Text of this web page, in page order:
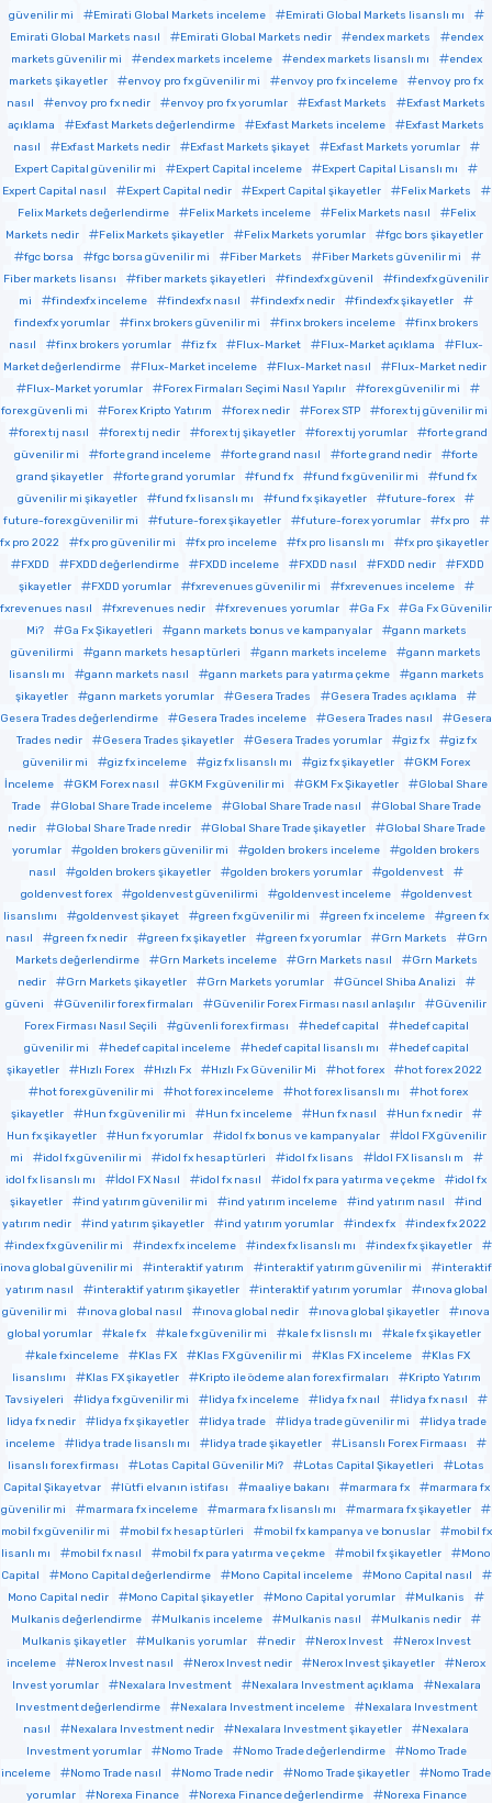
güvenilir mi Emirati Global Markets inceleme
Emirati Global Markets lisanslı mı
Emirati Global Markets nasıl
Emirati Global Markets nedir endex markets
endex
markets güvenilir mi
endex markets inceleme endex markets lisanslı mı
endex
markets şikayetler
envoy pro fx güvenilir mi envoy pro fx inceleme
envoy pro fx
nasıl
envoy pro fx nedir envoy pro fx yorumlar Exfast Markets
Exfast Markets
açıklama
Exfast Markets değerlendirme Exfast Markets inceleme
Exfast Markets
nasıl
Exfast Markets nedir Exfast Markets şikayet
Exfast Markets yorumlar
Expert Capital güvenilir mi
Expert Capital inceleme
Expert Capital Lisanslı mı
Expert Capital nasıl
Expert Capital nedir Expert Capital şikayetler
Felix Markets
Felix Markets değerlendirme
Felix Markets inceleme Felix Markets nasıl
Felix
Markets nedir
Felix Markets şikayetler Felix Markets yorumlar
fgc bors şikayetler
fgc borsa
fgc borsa güvenilir mi Fiber Markets
Fiber Markets güvenilir mi
Fiber markets lisansı
fiber markets şikayetleri findexfx güvenil
findexfx güvenilir
mi
findexfx inceleme findexfx nasıl findexfx nedir
findexfx şikayetler
findexfx yorumlar
finx brokers güvenilir mi finx brokers inceleme
finx brokers
nasıl
finx brokers yorumlar fiz fx Flux-Market Flux-Market açıklama
Flux-
Market değerlendirme
Flux-Market inceleme Flux-Market nasıl
Flux-Market nedir
Flux-Market yorumlar
Forex Firmaları Seçimi Nasıl Yapılır
forex güvenilir mi
forex güvenli mi
Forex Kripto Yatırım forex nedir Forex STP
forex tıj güvenilir mi
forex tıj nasıl
forex tıj nedir forex tıj şikayetler forex tıj yorumlar
forte grand
güvenilir mi
forte grand inceleme forte grand nasıl forte grand nedir
forte
grand şikayetler
forte grand yorumlar fund fx fund fx güvenilir mi
fund fx
güvenilir mi şikayetler
fund fx lisanslı mı fund fx şikayetler
future-forex
future-forex güvenilir mi
future-forex şikayetler future-forex yorumlar
fx pro
fx pro 2022
fx pro güvenilir mi fx pro inceleme fx pro lisanslı mı
fx pro şikayetler
FXDD
FXDD değerlendirme FXDD inceleme FXDD nasıl FXDD nedir
FXDD
şikayetler
FXDD yorumlar fxrevenues güvenilir mi
fxrevenues inceleme
fxrevenues nasıl
fxrevenues nedir fxrevenues yorumlar Ga Fx
Ga Fx Güvenilir
Mi?
Ga Fx Şikayetleri gann markets bonus ve kampanyalar
gann markets
güvenilirmi
gann markets hesap türleri gann markets inceleme
gann markets
lisanslı mı
gann markets nasıl gann markets para yatırma çekme
gann markets
şikayetler
gann markets yorumlar Gesera Trades
Gesera Trades açıklama
Gesera Trades değerlendirme
Gesera Trades inceleme Gesera Trades nasıl
Gesera
Trades nedir
Gesera Trades şikayetler Gesera Trades yorumlar giz fx
giz fx
güvenilir mi
giz fx inceleme giz fx lisanslı mı giz fx şikayetler
GKM Forex
İnceleme
GKM Forex nasıl GKM Fx güvenilir mi GKM Fx Şikayetler
Global Share
Trade
Global Share Trade inceleme Global Share Trade nasıl
Global Share Trade
nedir
Global Share Trade nredir Global Share Trade şikayetler
Global Share Trade
yorumlar
golden brokers güvenilir mi golden brokers inceleme
golden brokers
nasıl
golden brokers şikayetler golden brokers yorumlar
goldenvest
goldenvest forex
goldenvest güvenilirmi goldenvest inceleme
goldenvest
lisanslımı
goldenvest şikayet green fx güvenilir mi green fx inceleme
green fx
nasıl
green fx nedir green fx şikayetler green fx yorumlar Grn Markets
Grn
Markets değerlendirme
Grn Markets inceleme Grn Markets nasıl
Grn Markets
nedir
Grn Markets şikayetler Grn Markets yorumlar
Güncel Shiba Analizi
güveni
Güvenilir forex firmaları Güvenilir Forex Firması nasıl anlaşılır
Güvenilir
Forex Firması Nasıl Seçili
güvenli forex firması hedef capital
hedef capital
güvenilir mi
hedef capital inceleme hedef capital lisanslı mı
hedef capital
şikayetler
Hızlı Forex Hızlı Fx Hızlı Fx Güvenilir Mi hot forex
hot forex 2022
hot forex güvenilir mi
hot forex inceleme hot forex lisanslı mı
hot forex
şikayetler
Hun fx güvenilir mi Hun fx inceleme Hun fx nasıl
Hun fx nedir
Hun fx şikayetler
Hun fx yorumlar idol fx bonus ve kampanyalar
İdol FX güvenilir
mi
idol fx güvenilir mi idol fx hesap türleri idol fx lisans
İdol FX lisanslı m
idol fx lisanslı mı
İdol FX Nasıl idol fx nasıl idol fx para yatırma ve çekme
idol fx
şikayetler
ind yatırım güvenilir mi ind yatırım inceleme ind yatırım nasıl
ind
yatırım nedir
ind yatırım şikayetler ind yatırım yorumlar index fx
index fx 2022
index fx güvenilir mi
index fx inceleme index fx lisanslı mı
index fx şikayetler
inova global güvenilir mi
interaktif yatırım interaktif yatırım güvenilir mi
interaktif
yatırım nasıl
interaktif yatırım şikayetler interaktif yatırım yorumlar
ınova global
güvenilir mi
ınova global nasıl ınova global nedir ınova global şikayetler
ınova
global yorumlar
kale fx kale fx güvenilir mi kale fx lisnslı mı
kale fx şikayetler
kale fxinceleme
Klas FX Klas FX güvenilir mi Klas FX inceleme
Klas FX
lisanslımı
Klas FX şikayetler Kripto ile ödeme alan forex firmaları
Kripto Yatırım
Tavsiyeleri
lidya fx güvenilir mi lidya fx inceleme lidya fx naıl
lidya fx nasıl
lidya fx nedir
lidya fx şikayetler lidya trade lidya trade güvenilir mi
lidya trade
inceleme
lidya trade lisanslı mı lidya trade şikayetler
Lisanslı Forex Firmaası
lisanslı forex firması
Lotas Capital Güvenilir Mi? Lotas Capital Şikayetleri
Lotas
Capital Şikayetvar
lütfi elvanın istifası maaliye bakanı marmara fx
marmara fx
güvenilir mi
marmara fx inceleme marmara fx lisanslı mı
marmara fx şikayetler
mobil fx güvenilir mi
mobil fx hesap türleri mobil fx kampanya ve bonuslar
mobil fx
lisanlı mı
mobil fx nasıl mobil fx para yatırma ve çekme mobil fx şikayetler
Mono
Capital
Mono Capital değerlendirme Mono Capital inceleme
Mono Capital nasıl
Mono Capital nedir
Mono Capital şikayetler Mono Capital yorumlar
Mulkanis
Mulkanis değerlendirme
Mulkanis inceleme Mulkanis nasıl
Mulkanis nedir
Mulkanis şikayetler
Mulkanis yorumlar nedir Nerox Invest
Nerox Invest
inceleme
Nerox Invest nasıl Nerox Invest nedir Nerox Invest şikayetler
Nerox
Invest yorumlar
Nexalara Investment Nexalara Investment açıklama
Nexalara
Investment değerlendirme
Nexalara Investment inceleme
Nexalara Investment
nasıl
Nexalara Investment nedir Nexalara Investment şikayetler
Nexalara
Investment yorumlar
Nomo Trade Nomo Trade değerlendirme
Nomo Trade
inceleme
Nomo Trade nasıl Nomo Trade nedir Nomo Trade şikayetler
Nomo Trade
yorumlar
Norexa Finance Norexa Finance değerlendirme
Norexa Finance